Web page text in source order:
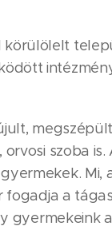
szoba
a
gyermekeink